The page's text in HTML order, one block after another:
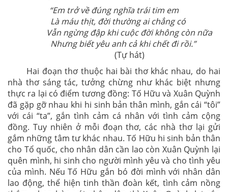
“Em trở về đúng nghĩa trái tim em
Là máu thịt, đời thường ai chẳng có
Vẫn ngừng đập khi cuộc đời không còn nữa
Nhưng biết yêu anh cả khi chết đi rồi.”
(Tự hát)
Hai đoạn thơ thuộc hai bài thơ khác nhau, do hai
nhà thơ sáng tác, tưởng chừng như khác biệt nhưng
thực ra lại có điểm tương đồng: Tố Hữu và Xuân Quỳnh
đã gặp gỡ nhau khi hi sinh bản thân mình, gắn cái “tôi”
với cái “ta”, gắn tình cảm cá nhân với tình cảm cộng
đồng. Tuy nhiên ở mỗi đoạn thơ, các nhà thơ lại gửi
gắm những tâm tư khác nhau. Tố Hữu hi sinh bản thân
cho Tổ quốc, cho nhân dân cần lao còn Xuân Quỳnh lại
quên mình, hi sinh cho người mình yêu và cho tình yêu
của mình. Nếu Tố Hữu gắn bó đời mình với nhân dân
lao động, thể hiện tinh thần đoàn kết, tình cảm nồng